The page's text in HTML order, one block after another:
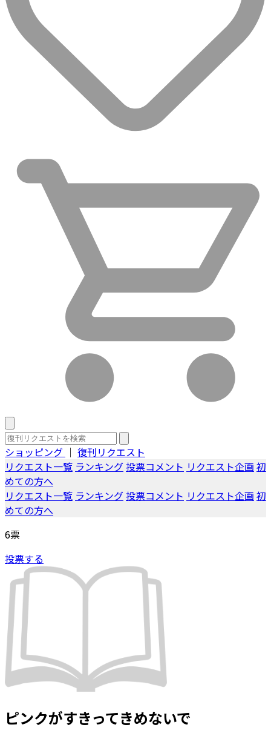
ショッピング ｜ 復刊リクエスト
リクエスト一覧 ランキング投票コメント リクエスト企画 初
めての方へ
リクエスト一覧 ランキング投票コメント リクエスト企画 初
めての方へ
6票
投票する
ピンクがすきってきめないで